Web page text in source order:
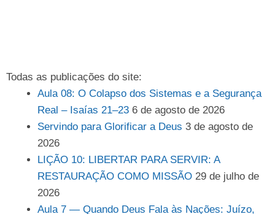
Todas as publicações do site:
Aula 08: O Colapso dos Sistemas e a Segurança
Real – Isaías 21–23 6 de agosto de 2026
Servindo para Glorificar a Deus 3 de agosto de
2026
LIÇÃO 10: LIBERTAR PARA SERVIR: A
RESTAURAÇÃO COMO MISSÃO 29 de julho de
2026
Aula 7 — Quando Deus Fala às Nações: Juízo,